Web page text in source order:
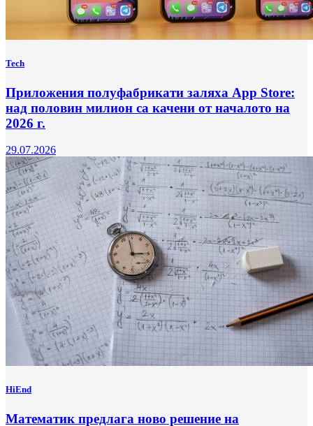
Tech
Приложения полуфабрикати заляха App Store:
над половин милион са качени от началото на
2026 г.
29.07.2026
HiEnd
Математик предлага ново решение на